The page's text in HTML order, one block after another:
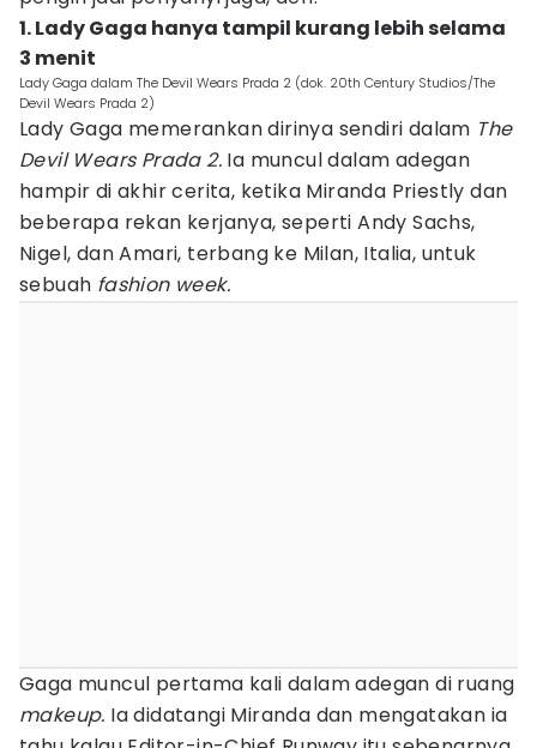
1. Lady Gaga hanya tampil kurang lebih selama
3 menit
Lady Gaga dalam The Devil Wears Prada 2 (dok. 20th Century Studios/The
Devil Wears Prada 2)
Lady Gaga memerankan dirinya sendiri dalam The
Devil Wears Prada 2. Ia muncul dalam adegan
hampir di akhir cerita, ketika Miranda Priestly dan
beberapa rekan kerjanya, seperti Andy Sachs,
Nigel, dan Amari, terbang ke Milan, Italia, untuk
sebuah fashion week.
Gaga muncul pertama kali dalam adegan di ruang
makeup. Ia didatangi Miranda dan mengatakan ia